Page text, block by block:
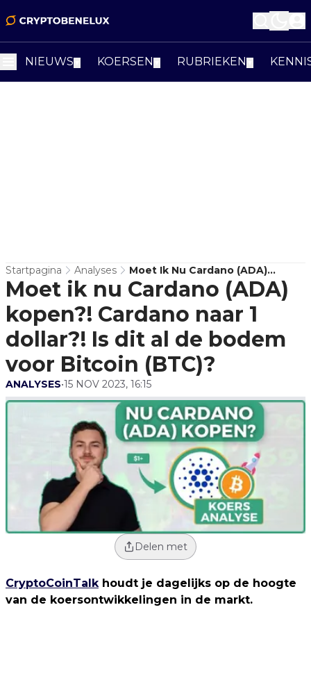
NIEUWS KOERSEN RUBRIEKEN
Startpagina Analyses
Moet Ik Nu Cardano (ADA)
Kopen?! Cardano Naar 1 Dollar?!
Is Dit Al De Bodem Voor Bitcoin
(BTC)?
Moet ik nu Cardano (ADA)
kopen?! Cardano naar 1
dollar?! Is dit al de bodem
voor Bitcoin (BTC)?
ANALYSES•15 NOV 2023, 16:15
Delen met
CryptoCoinTalkhoudt je dagelijks op de hoogte
van de koersontwikkelingen in de markt.